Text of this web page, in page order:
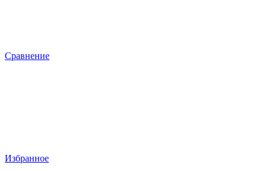
Сравнение
Избранное